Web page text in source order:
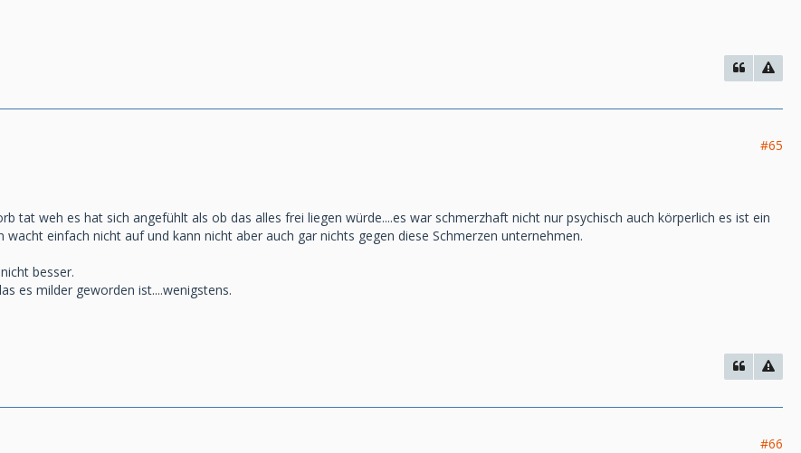
#65
tat weh es hat sich angefühlt als ob das alles frei liegen würde....es war schmerzhaft nicht nur psychisch auch körperlich es ist ein
wacht einfach nicht auf und kann nicht aber auch gar nichts gegen diese Schmerzen unternehmen.
besser.
es milder geworden ist....wenigstens.
#66